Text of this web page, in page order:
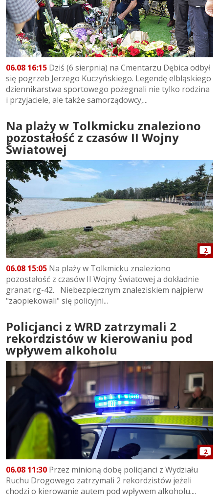
06.08 16:15 Dziś (6 sierpnia) na Cmentarzu Dębica odbył
się pogrzeb Jerzego Kuczyńskiego. Legendę elbląskiego
dziennikarstwa sportowego pożegnali nie tylko rodzina
i przyjaciele, ale także samorządowcy,...
Na plaży w Tolkmicku znaleziono
pozostałość z czasów II Wojny
Światowej
2
06.08 15:05 Na plaży w Tolkmicku znaleziono
pozostałość z czasów II Wojny Światowej a dokładnie
granat rg-42. Niebezpiecznym znaleziskiem najpierw
"zaopiekowali" się policyjni...
Policjanci z WRD zatrzymali 2
rekordzistów w kierowaniu pod
wpływem alkoholu
2
06.08 11:30 Przez minioną dobę policjanci z Wydziału
Ruchu Drogowego zatrzymali 2 rekordzistów jeżeli
chodzi o kierowanie autem pod wpływem alkoholu....